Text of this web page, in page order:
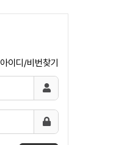
아이디/비번찾기